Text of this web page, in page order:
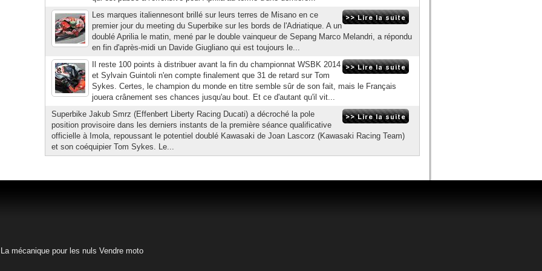
Les marques italiennesont brillé sur leurs terres de Misano en ce
premier jour du meeting du Superbike sur les bords de l'Adriatique. A un
doublé Aprilia le matin, mené par le double vainqueur de Sepang Marco Melandri, a répondu
en fin d'après-midi un Davide Giugliano qui est toujours le...
Il reste 100 points à distribuer avant la fin du championnat WSBK 2014
et Sylvain Guintoli n'en compte finalement que 31 de retard sur Tom
Sykes. Certes, le champion du monde en titre semble sûr de son fait, mais le Français
jouera crânement ses chances jusqu'au bout. Et ce d'autant qu'il vit...
Superbike Jakub Smrz (Effenbert Liberty Racing Ducati) a décroché la pole
position provisoire dans les derniers instants de la première séance qualificative
officielle à Imola, repoussant le potentiel doublé Kawasaki de Joan Lascorz (Kawasaki Racing Team)
et son coéquipier Tom Sykes. Le...
La mécanique pour les nuls Vendre moto